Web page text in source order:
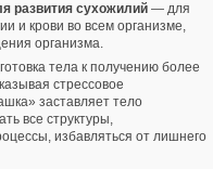
развития сухожилий — для
и крови во всем организме,
организма.
тела к получению более
стрессовое
заставляет тело
все структуры,
избавляться от лишнего